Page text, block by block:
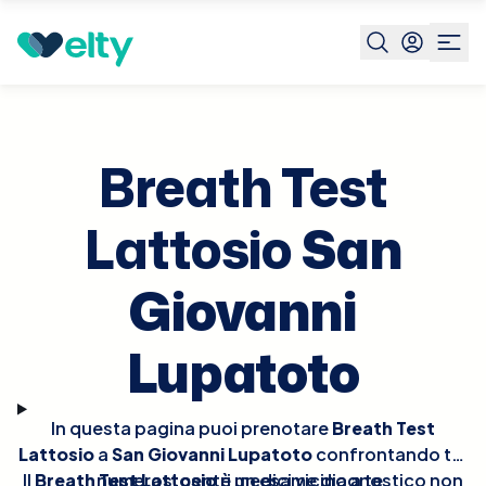
Prenota visita
San Giovanni
Breath Test
LattosioSan
Giovanni
Lupatoto
In questa pagina puoi prenotareBreath Test
LattosioaSan Giovanni Lupatotoconfrontando tra
numerosi centri medici vicino a te.
Il Breath Test Lattosioè un esame diagnostico non